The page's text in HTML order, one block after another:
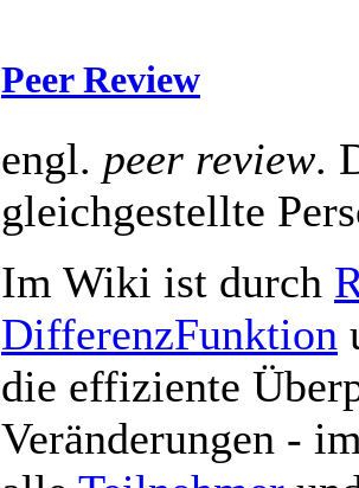
Peer Review
engl. peer review.
gleichgestellte
Im Wiki ist durch
DifferenzFunktion
die effiziente
Veränderungen -